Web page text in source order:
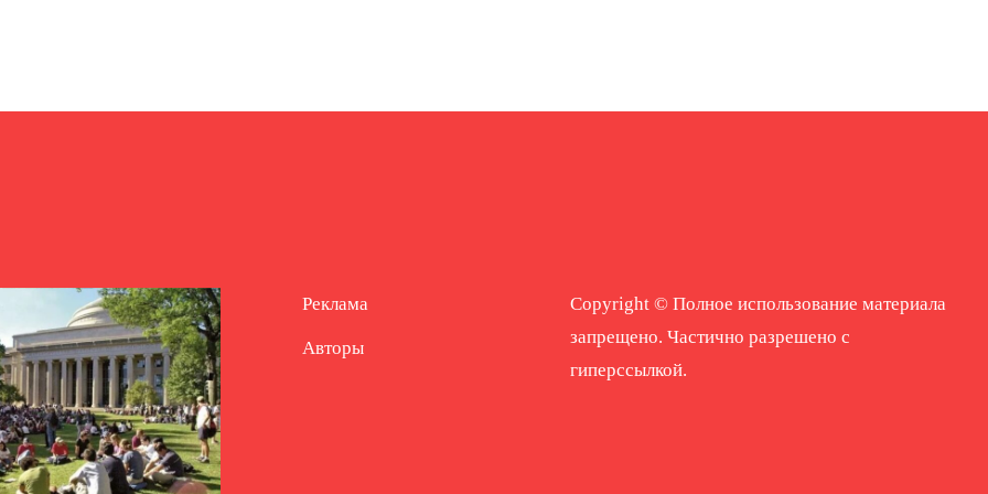
Реклама
Авторы
Copyright © Полное использование материала
запрещено. Частично разрешено с
гиперссылкой.